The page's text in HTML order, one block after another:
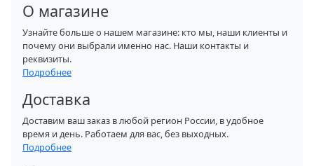
О магазине
Узнайте больше о нашем магазине: кто мы, наши клиенты и
почему они выбрали именно нас. Наши контакты и
реквизиты.
Подробнее
Доставка
Доставим ваш заказ в любой регион России, в удобное
время и день. Работаем для вас, без выходных.
Подробнее